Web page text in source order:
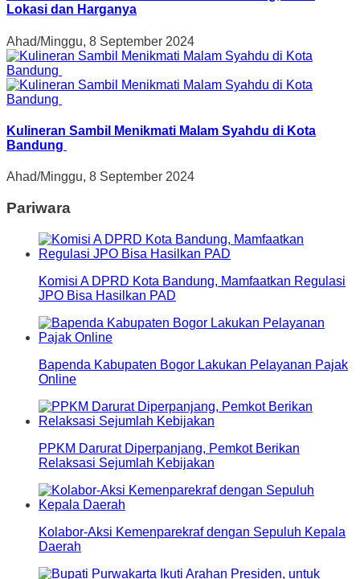
Lokasi dan Harganya
Ahad/Minggu, 8 September 2024
Kulineran Sambil Menikmati Malam Syahdu di Kota
Bandung
Ahad/Minggu, 8 September 2024
Pariwara
Komisi A DPRD Kota Bandung, Mamfaatkan Regulasi
JPO Bisa Hasilkan PAD
Bapenda Kabupaten Bogor Lakukan Pelayanan Pajak
Online
PPKM Darurat Diperpanjang, Pemkot Berikan
Relaksasi Sejumlah Kebijakan
Kolabor-Aksi Kemenparekraf dengan Sepuluh Kepala
Daerah